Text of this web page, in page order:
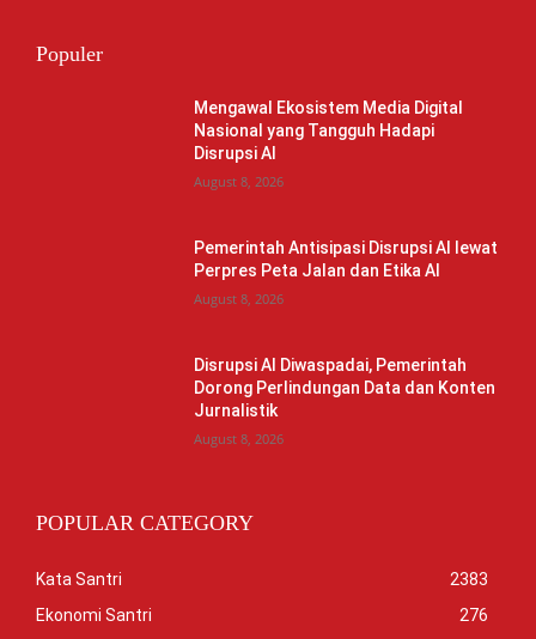
Populer
Mengawal Ekosistem Media Digital
Nasional yang Tangguh Hadapi
Disrupsi AI
August 8, 2026
Pemerintah Antisipasi Disrupsi AI lewat
Perpres Peta Jalan dan Etika AI
August 8, 2026
Disrupsi AI Diwaspadai, Pemerintah
Dorong Perlindungan Data dan Konten
Jurnalistik
August 8, 2026
POPULAR CATEGORY
Kata Santri
2383
Ekonomi Santri
276